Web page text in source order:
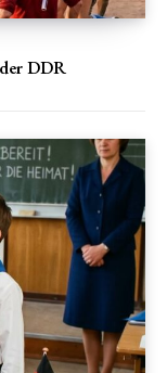
DDR